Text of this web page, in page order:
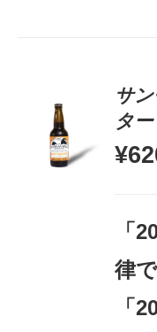
お買い物
カゴに追
サ
ター
¥
「
律
「